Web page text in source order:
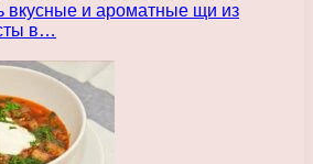
вкусные и ароматные щи из
в…